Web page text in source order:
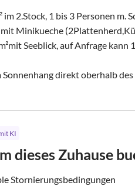
im 2.Stock, 1 bis 3 Personen
Minikueche
Seeblick, auf Anfrage
Sonnenhang direkt oberhalb des
KI
dieses Zuhause
Stornierungsbedingungen